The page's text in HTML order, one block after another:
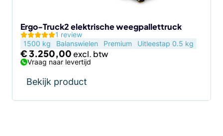
Ergo-Truck2 elektrische weegpallettruck
1 review
1500 kg
Balanswielen Premium Uitleestap 0.5 kg
€3.250,00
Vraag naar levertijd
Bekijk product